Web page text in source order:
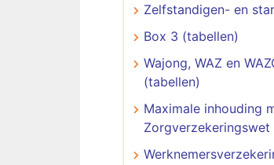
Zelfstandigen- en
Box 3 (tabellen)
Wajong, WAZ en
(tabellen)
Maximale inhouding
Zorgverzekeringswet